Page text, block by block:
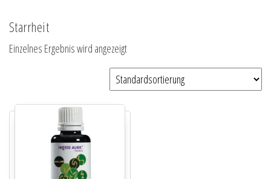
Starrheit
Einzelnes Ergebnis wird angezeigt